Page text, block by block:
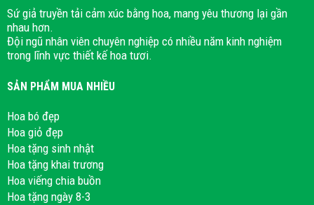
Sứ giả truyền tải cảm xúc bằng hoa, mang yêu thương lại gần
nhau hơn.
Đội ngũ nhân viên chuyên nghiệp có nhiều năm kinh nghiệm
trong lĩnh vực thiết kế hoa tươi.
SẢN PHẨM MUA NHIỀU
Hoa bó đẹp
Hoa giỏ đẹp
Hoa tặng sinh nhật
Hoa tặng khai trương
Hoa viếng chia buồn
Hoa tặng ngày 8-3